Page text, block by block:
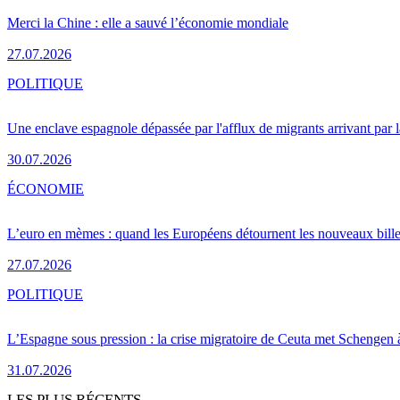
Merci la Chine : elle a sauvé l’économie mondiale
27.07.2026
Une enclave espagnole dépassée par l'afflux de migrants arrivant par
30.07.2026
POLITIQUE
L’euro en mèmes : quand les Européens détournent les nouveaux
27.07.2026
ÉCONOMIE
L’Espagne sous pression : la crise migratoire de Ceuta met Schengen
31.07.2026
POLITIQUE